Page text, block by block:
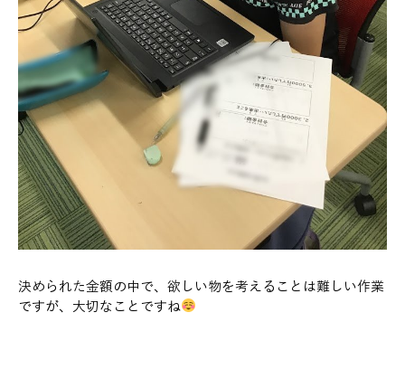
決められた金額の中で、欲しい物を考えることは難しい作業
ですが、大切なことですね